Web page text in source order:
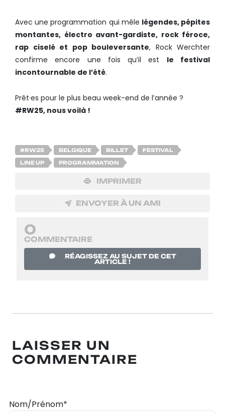
Avec une programmation qui mêle légendes, pépites
montantes, électro avant-gardiste, rock féroce,
rap ciselé et pop bouleversante, Rock Werchter
confirme encore une fois qu’il est le festival
incontournable de l’été.
Prêt·es pour le plus beau week-end de l’année ?
#RW25, nous voilà !
#RW25 BELGIQUE BILLET FESTIVAL
LINE UP PROGRAMMATION
IMPRIMER
ENVOYER À UN AMI
0
COMMENTAIRE
RÉAGISSEZ AU SUJET DE CET
ARTICLE !
LAISSER UN
COMMENTAIRE
Nom/Prénom*